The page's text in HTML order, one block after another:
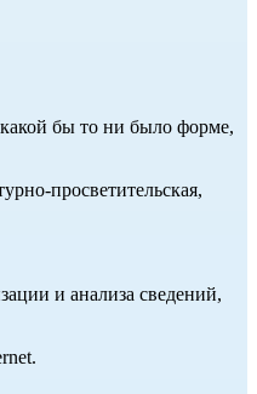
бы то ни было форме,
просветительская,
и анализа сведений,